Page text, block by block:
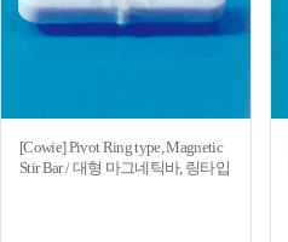
[Cowie] Pivot Ring type, Magnetic
Stir Bar / 대형 마그네틱바, 링타입